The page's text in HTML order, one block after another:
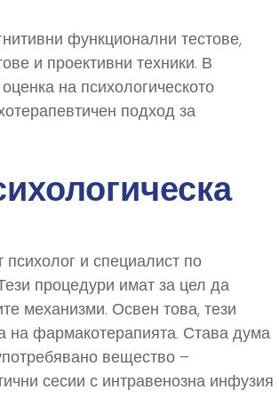
функционални тестове,
и проективни техники. В
на психологическото
подход за
и специалист по
процедури имат за цел да
механизми. Освен това, тези
на фармакотерапията. Става дума
вещество –
сесии с интравенозна инфузия